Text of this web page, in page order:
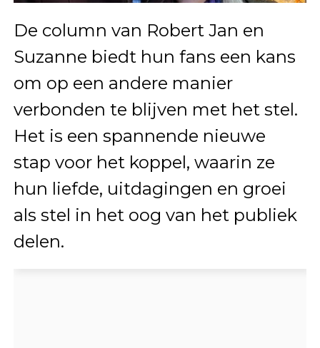
De column van Robert Jan en
Suzanne biedt hun fans een kans
om op een andere manier
verbonden te blijven met het stel.
Het is een spannende nieuwe
stap voor het koppel, waarin ze
hun liefde, uitdagingen en groei
als stel in het oog van het publiek
delen.